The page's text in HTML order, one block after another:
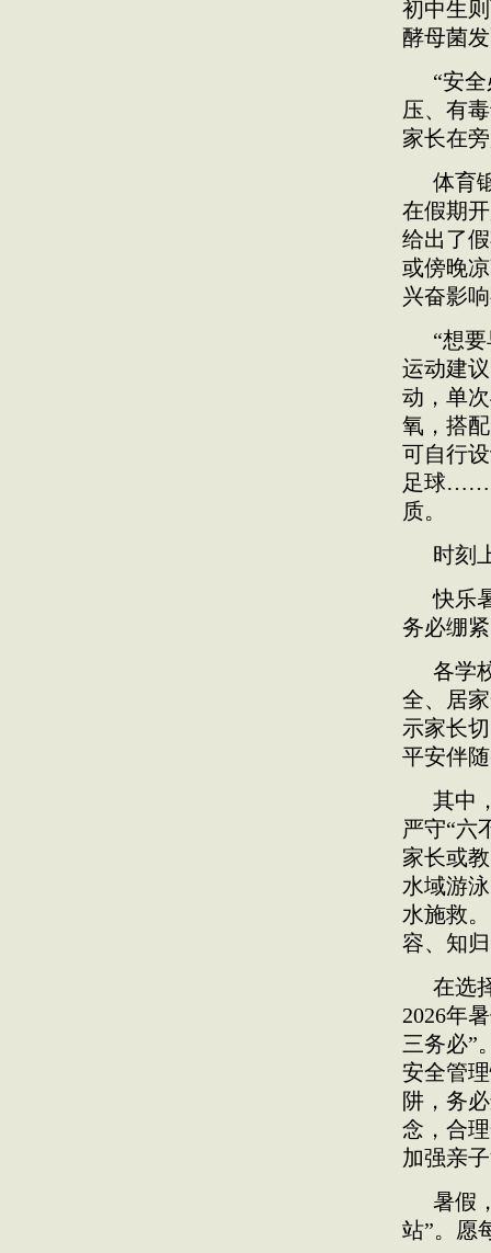
初中生
酵母菌
“安
压、有
家长在
体育
在假期
给出了
或傍晚
兴奋影
“想
运动建
动，单
氧，搭
可自行
足球……
质。
时刻
快乐
务必绷
各学
全、居
示家长
平安伴
其中
严守“六
家长或
水域游
水施救
容、知
在选
2026年
三务必”
安全管
阱，务
念，合
加强亲
暑假
站”。愿